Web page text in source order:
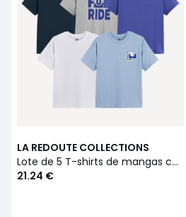
LA REDOUTE COLLECTIONS
Lote de 5 T-shirts de mangas curtas com gola redonda, tema skate
21.24 €